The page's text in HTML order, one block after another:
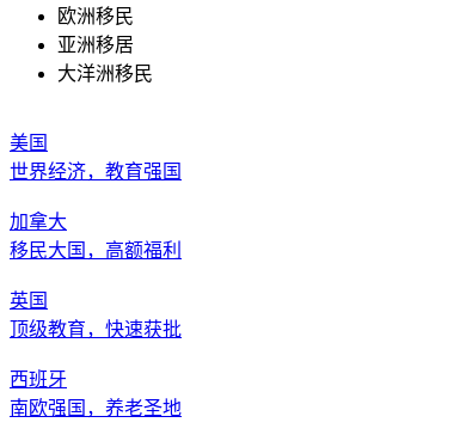
欧洲移民
亚洲移居
大洋洲移民
美国
世界经济，教育强国
加拿大
移民大国，高额福利
英国
顶级教育，快速获批
西班牙
南欧强国，养老圣地